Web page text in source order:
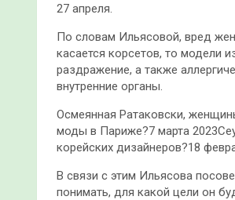
27 апреля.
По словам Ильясовой, вред
касается корсетов, то модели
раздражение, а также
внутренние органы.
Осмеянная Ратаковски,
моды в Париже?7 марта
корейских дизайнеров?18
В связи с этим Ильясова
понимать, для какой цели он